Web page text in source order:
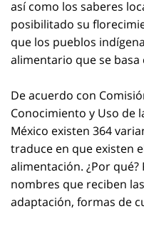
así como los saberes
posibilitado su
que los pueblos
alimentario que se basa
De acuerdo con
Conocimiento y Uso de
México existen 364
traduce en que existen
alimentación. ¿Por
nombres que reciben
adaptación, formas de